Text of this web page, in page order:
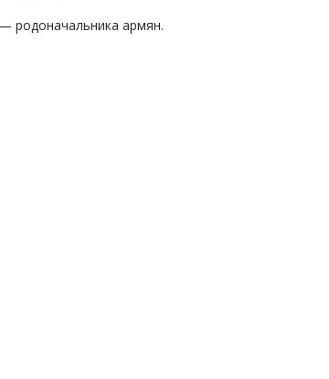
родоначальника армян.